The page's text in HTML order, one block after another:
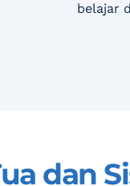
belajar
dan